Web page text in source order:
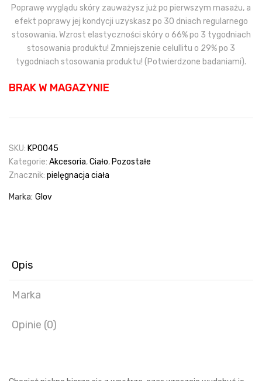
Poprawę wyglądu skóry zauważysz już po pierwszym masażu, a
efekt poprawy jej kondycji uzyskasz po 30 dniach regularnego
stosowania. Wzrost elastyczności skóry o 66% po 3 tygodniach
stosowania produktu! Zmniejszenie celullitu o 29% po 3
tygodniach stosowania produktu! (Potwierdzone badaniami).
BRAK W MAGAZYNIE
SKU: KP0045
Kategorie: Akcesoria,Ciało, Pozostałe
Znacznik: pielęgnacja ciała
Marka: Glov
Opis
Marka
Opinie (0)